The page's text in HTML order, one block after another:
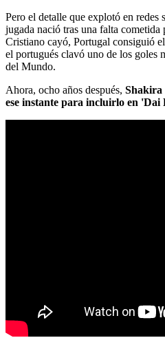
Pero el detalle que explotó en redes
jugada nació tras una falta cometida
Cristiano cayó, Portugal consiguió
el portugués clavó uno de los goles
del Mundo.
Ahora, ocho años después, Shakira
ese instante para incluirlo en 'Dai